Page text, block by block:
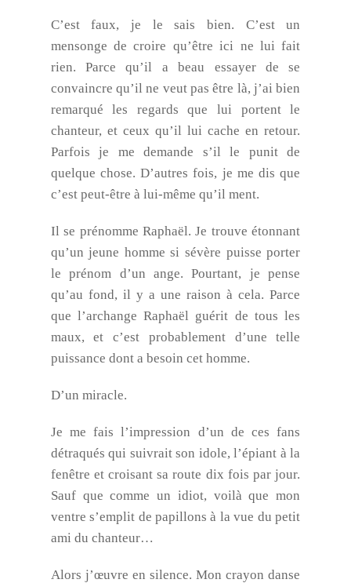
C’est faux, je le sais bien. C’est un
mensonge de croire qu’être ici ne lui fait
rien. Parce qu’il a beau essayer de se
convaincre qu’il ne veut pas être là, j’ai bien
remarqué les regards que lui portent le
chanteur, et ceux qu’il lui cache en retour.
Parfois je me demande s’il le punit de
quelque chose. D’autres fois, je me dis que
c’est peut-être à lui-même qu’il ment.
Il se prénomme Raphaël. Je trouve étonnant
qu’un jeune homme si sévère puisse porter
le prénom d’un ange. Pourtant, je pense
qu’au fond, il y a une raison à cela. Parce
que l’archange Raphaël guérit de tous les
maux, et c’est probablement d’une telle
puissance dont a besoin cet homme.
D’un miracle.
Je me fais l’impression d’un de ces fans
détraqués qui suivrait son idole, l’épiant à la
fenêtre et croisant sa route dix fois par jour.
Sauf que comme un idiot, voilà que mon
ventre s’emplit de papillons à la vue du petit
ami du chanteur…
Alors j’œuvre en silence. Mon crayon danse